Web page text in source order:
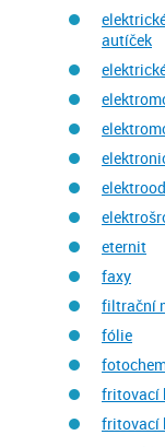
autíček
eternit
faxy
filtrační
fólie
fritovací
fritovací